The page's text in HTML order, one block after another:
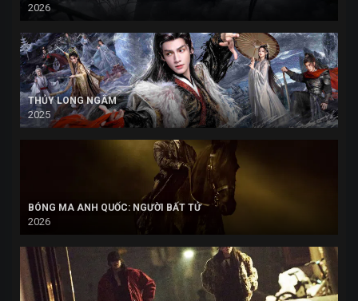
2026
THỦY LONG NGÂM
2025
BÓNG MA ANH QUỐC: NGƯỜI BẤT TỬ
2026